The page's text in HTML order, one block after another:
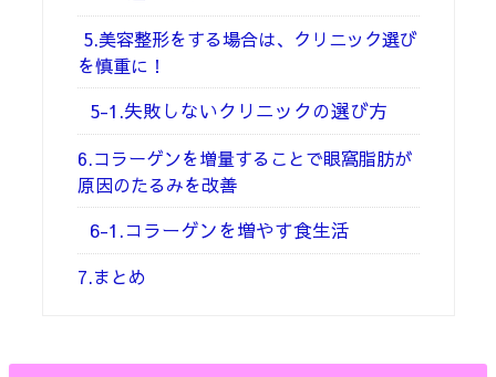
5.美容整形をする場合は、クリニック選び
を慎重に！
5-1.失敗しないクリニックの選び方
6.コラーゲンを増量することで眼窩脂肪が
原因のたるみを改善
6-1.コラーゲンを増やす食生活
7.まとめ